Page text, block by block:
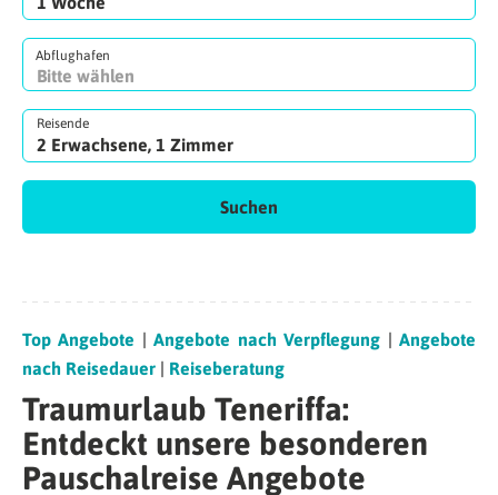
Abflughafen
Reisende
2 Erwachsene, 1 Zimmer
Suchen
Top Angebote |Angebote nach Verpflegung |Angebote
nach Reisedauer
Reiseberatung
Traumurlaub Teneriffa:
Entdeckt unsere besonderen
Pauschalreise Angebote